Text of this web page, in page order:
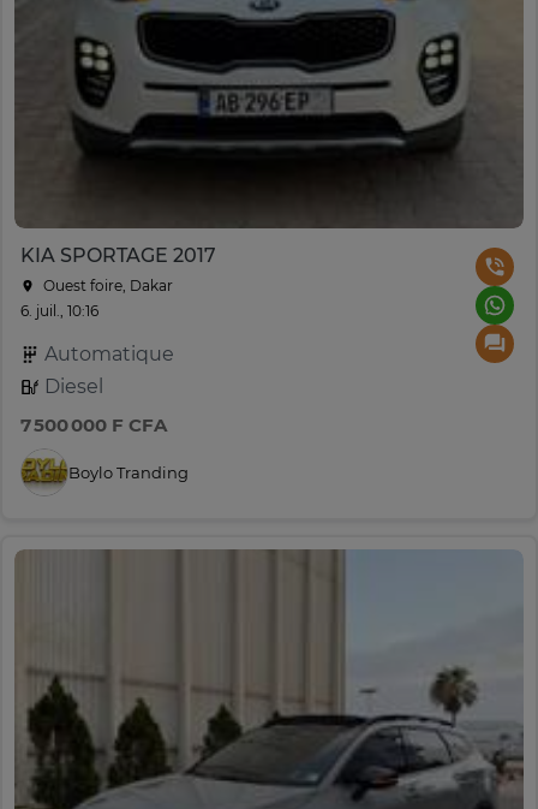
KIA SPORTAGE 2017
Ouest foire, Dakar
6. juil., 10:16
Automatique
Diesel
7 500 000 F CFA
Boylo Tranding